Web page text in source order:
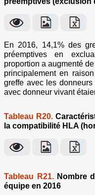
En 2016, 14,1% des
préemptives en
proportion a augmenté
principalement en
greffe avec les
avec donneur vivant
Tableau R20.
la compatibilité HLA
Tableau R21.Nombre
équipe en 2016